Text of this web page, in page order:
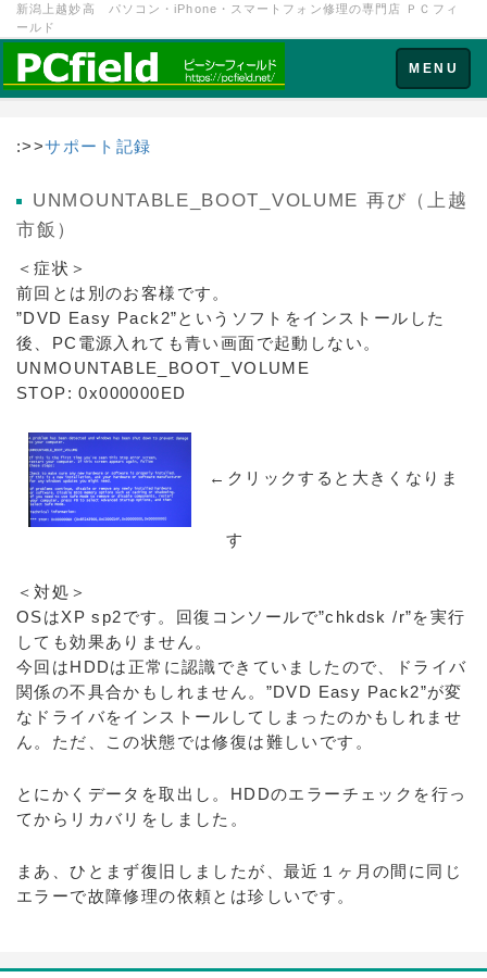
新潟上越妙高 パソコン・iPhone・スマートフォン修理の専門店 ＰＣフィ
ールド
Toggle
navigation
MENU
:>>サポート記録
UNMOUNTABLE_BOOT_VOLUME 再び（上越
市飯）
＜症状＞
前回とは別のお客様です。
”DVD Easy Pack2”というソフトをインストールした
後、PC電源入れても青い画面で起動しない。
UNMOUNTABLE_BOOT_VOLUME
STOP: 0x000000ED
←クリックすると大きくなりま
す
＜対処＞
OSはXP sp2です。回復コンソールで”chkdsk /r”を実行
しても効果ありません。
今回はHDDは正常に認識できていましたので、ドライバ
関係の不具合かもしれません。”DVD Easy Pack2”が変
なドライバをインストールしてしまったのかもしれませ
ん。ただ、この状態では修復は難しいです。
とにかくデータを取出し。HDDのエラーチェックを行っ
てからリカバリをしました。
まあ、ひとまず復旧しましたが、最近１ヶ月の間に同じ
エラーで故障修理の依頼とは珍しいです。